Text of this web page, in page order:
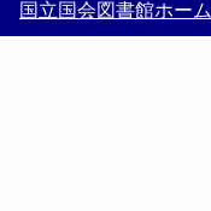
国立国会図書館ホーム